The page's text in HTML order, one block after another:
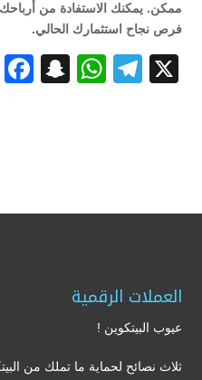
ممكن. يمكنك الاستفادة من أرباحك
فرص نجاح استثمارك الحالي.
X
Telegram
العملات الرقمية
عيوب البيتكوين !
ثلاث نصائح لحماية ما تملك من